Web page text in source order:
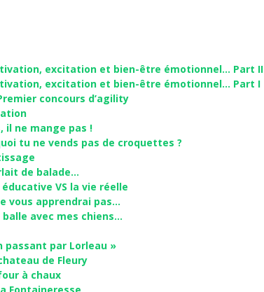
excitation et bien-être émotionnel… Part II
excitation et bien-être émotionnel… Part I
concours d’agility
il ne mange pas !
tu ne vends pas de croquettes ?
de balade…
VS la vie réelle
vous apprendrai pas…
balle avec mes chiens…
passant par Lorleau »
de Fleury
à chaux